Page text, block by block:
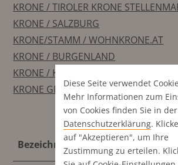
KRONE / TIROLER KRONE
KRONE / SALZBURG
KRONE/STAMM / WOHNKRONE.AT
KRONE / BURGENLAND
KRONE / KRONE/SALZBURG
KRONE GESUND
Bezeichnung
Format
abfallend
Preis
Diese Seite verwendet
Mehr Informationen zum
von Cookies finden Sie in der
Datenschutz­erklärung.
auf "Akzeptieren", um Ihre
Zustimmung zu erteilen.